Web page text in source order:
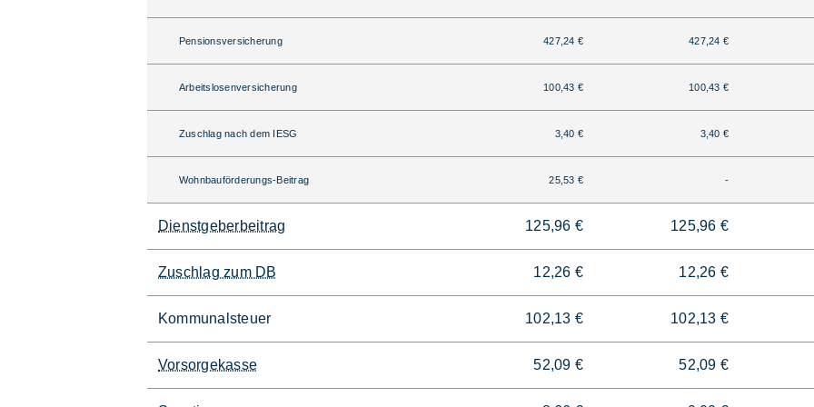
Pensionsversicherung 427,24 € 427,24 €
Arbeitslosenversicherung 100,43 € 100,43 €
Zuschlag nach dem IESG 3,40 € 3,40 €
Wohnbauförderungs-Beitrag 25,53 € -
Dienstgeberbeitrag 125,96 € 125,96 €
Zuschlag zum DB 12,26 € 12,26 €
Kommunalsteuer 102,13 € 102,13 €
Vorsorgekasse 52,09 € 52,09 €